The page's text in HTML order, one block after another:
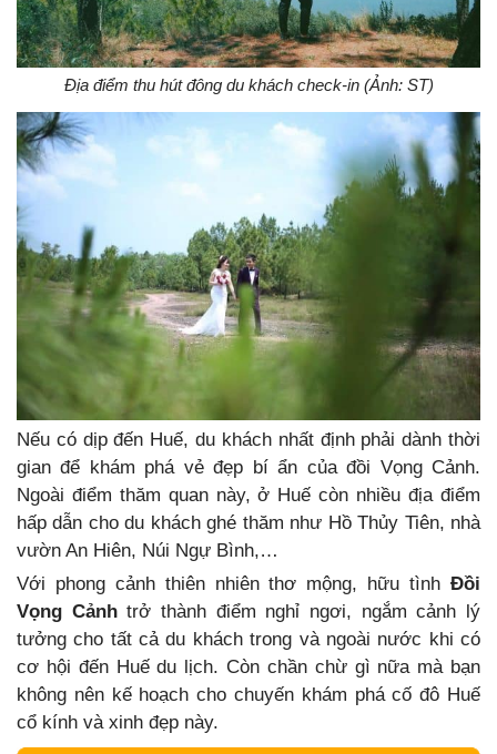
Địa điểm thu hút đông du khách check-in (Ảnh: ST)
Nếu có dịp đến Huế, du khách nhất định phải dành thời
gian để khám phá vẻ đẹp bí ẩn của đồi Vọng Cảnh.
Ngoài điểm thăm quan này, ở Huế còn nhiều địa điểm
hấp dẫn cho du khách ghé thăm như Hồ Thủy Tiên, nhà
vườn An Hiên, Núi Ngự Bình,…
Với phong cảnh thiên nhiên thơ mộng, hữu tình Đồi
Vọng Cảnhtrở thành điểm nghỉ ngơi, ngắm cảnh lý
tưởng cho tất cả du khách trong và ngoài nước khi có
cơ hội đến Huế du lịch. Còn chần chừ gì nữa mà bạn
không nên kế hoạch cho chuyến khám phá cố đô Huế
cổ kính và xinh đẹp này.